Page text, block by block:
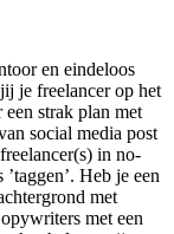
en eindeloos
je freelancer op het
strak plan met
social media post
in no-
Heb je een
met
met een